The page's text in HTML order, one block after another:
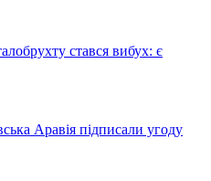
стався вибух: є
Аравія підписали угоду